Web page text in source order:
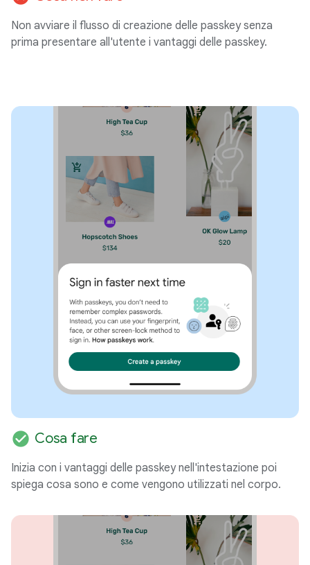
Non avviare il flusso di creazione delle passkey senza
prima presentare all'utente i vantaggi delle passkey.
check_circle Cosa fare
Inizia con i vantaggi delle passkey nell'intestazione poi
spiega cosa sono e come vengono utilizzati nel corpo.